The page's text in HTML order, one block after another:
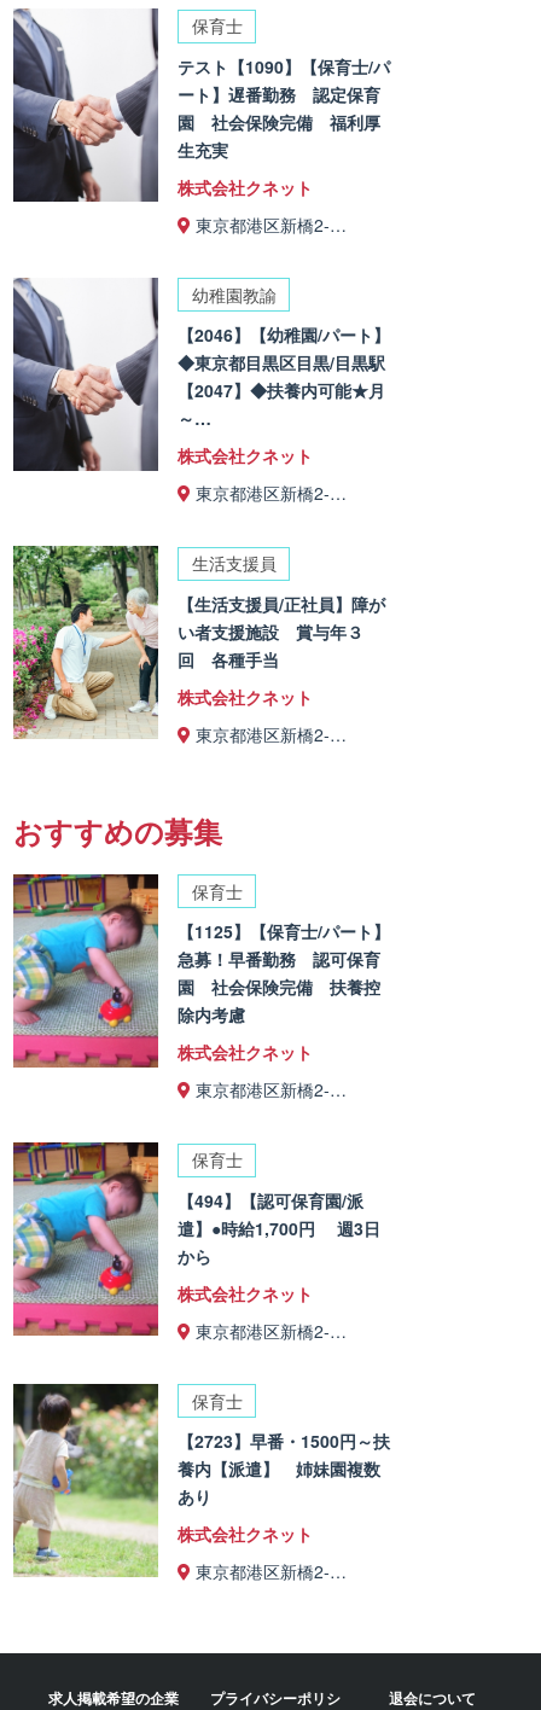
保育士
テスト【1090】【保育士/パ
ート】遅番勤務 認定保育
園 社会保険完備 福利厚
生充実
株式会社クネット
東京都港区新橋2-…
幼稚園教諭
【2046】【幼稚園/パート】
◆東京都目黒区目黒/目黒駅
【2047】◆扶養内可能★月
～…
株式会社クネット
東京都港区新橋2-…
生活支援員
【生活支援員/正社員】障が
い者支援施設 賞与年３
回 各種手当
株式会社クネット
東京都港区新橋2-…
おすすめの募集
保育士
【1125】【保育士/パート】
急募！早番勤務 認可保育
園 社会保険完備 扶養控
除内考慮
株式会社クネット
東京都港区新橋2-…
保育士
【494】【認可保育園/派
遣】●時給1,700円 週3日
から
株式会社クネット
東京都港区新橋2-…
保育士
【2723】早番・1500円～扶
養内【派遣】 姉妹園複数
あり
株式会社クネット
東京都港区新橋2-…
求人掲載希望の企業 プライバシーポリシ 退会について